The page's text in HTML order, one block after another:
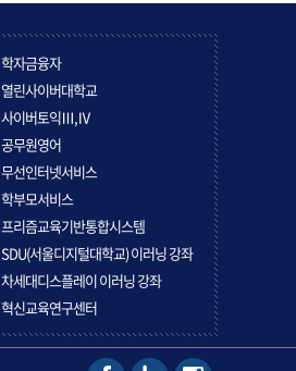
학자금융자
열린사이버대학교
사이버토익Ⅲ,Ⅳ
공무원영어
무선인터넷서비스
학부모서비스
프리즘교육기반통합시스템
SDU(서울디지털대학교) 이러닝 강좌
차세대디스플레이 이러닝 강좌
혁신교육연구센터